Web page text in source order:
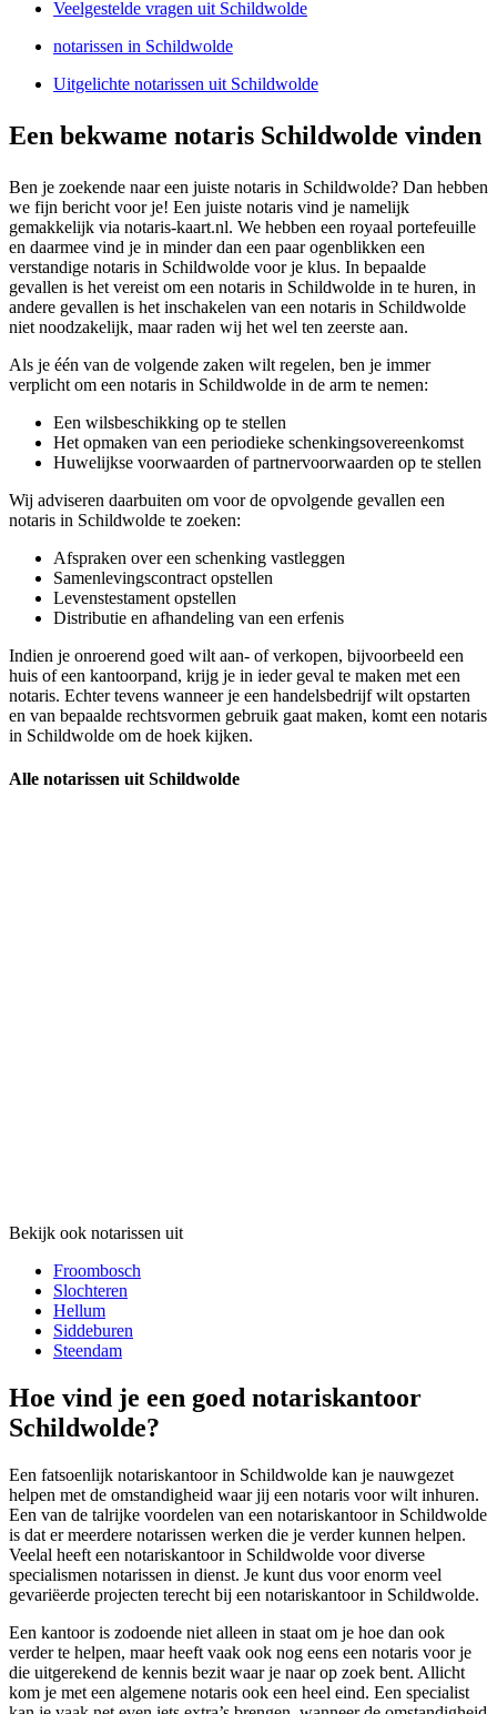
Veelgestelde vragen uit Schildwolde
notarissen in Schildwolde
Uitgelichte notarissen uit Schildwolde
Een bekwame notaris Schildwolde vinden
Ben je zoekende naar een juiste notaris in Schildwolde? Dan hebben
we fijn bericht voor je! Een juiste notaris vind je namelijk
gemakkelijk via notaris-kaart.nl. We hebben een royaal portefeuille
en daarmee vind je in minder dan een paar ogenblikken een
verstandige notaris in Schildwolde voor je klus. In bepaalde
gevallen is het vereist om een notaris in Schildwolde in te huren, in
andere gevallen is het inschakelen van een notaris in Schildwolde
niet noodzakelijk, maar raden wij het wel ten zeerste aan.
Als je één van de volgende zaken wilt regelen, ben je immer
verplicht om een notaris in Schildwolde in de arm te nemen:
Een wilsbeschikking op te stellen
Het opmaken van een periodieke schenkingsovereenkomst
Huwelijkse voorwaarden of partnervoorwaarden op te stellen
Wij adviseren daarbuiten om voor de opvolgende gevallen een
notaris in Schildwolde te zoeken:
Afspraken over een schenking vastleggen
Samenlevingscontract opstellen
Levenstestament opstellen
Distributie en afhandeling van een erfenis
Indien je onroerend goed wilt aan- of verkopen, bijvoorbeeld een
huis of een kantoorpand, krijg je in ieder geval te maken met een
notaris. Echter tevens wanneer je een handelsbedrijf wilt opstarten
en van bepaalde rechtsvormen gebruik gaat maken, komt een notaris
in Schildwolde om de hoek kijken.
Alle notarissen uit Schildwolde
Bekijk ook notarissen uit
Froombosch
Slochteren
Hellum
Siddeburen
Steendam
Hoe vind je een goed notariskantoor
Schildwolde?
Een fatsoenlijk notariskantoor in Schildwolde kan je nauwgezet
helpen met de omstandigheid waar jij een notaris voor wilt inhuren.
Een van de talrijke voordelen van een notariskantoor in Schildwolde
is dat er meerdere notarissen werken die je verder kunnen helpen.
Veelal heeft een notariskantoor in Schildwolde voor diverse
specialismen notarissen in dienst. Je kunt dus voor enorm veel
gevariëerde projecten terecht bij een notariskantoor in Schildwolde.
Een kantoor is zodoende niet alleen in staat om je hoe dan ook
verder te helpen, maar heeft vaak ook nog eens een notaris voor je
die uitgerekend de kennis bezit waar je naar op zoek bent. Allicht
kom je met een algemene notaris ook een heel eind. Een specialist